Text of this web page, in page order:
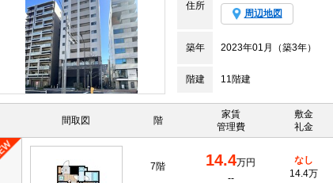
住所
周辺地図
築年 2023年01月（築3年）
階建 11階建
間取図 階
家賃
管理費
敷金
礼金
7階 14.4万円
--
なし
14.4万